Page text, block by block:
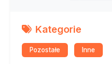
Kategorie
Pozostałe Inne